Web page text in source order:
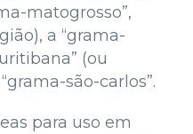
matogrosso”,
a “grama-
(ou
são-carlos”.
para uso em